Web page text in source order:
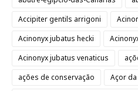
Accipiter gentils arrigoni
Acinonyx jubatus hecki
Acinonyx jubatus venaticus
ações de conservação
Açor